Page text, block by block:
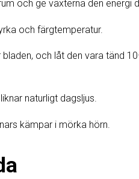
och ge växterna den energi
och färgtemperatur.
och låt den vara tänd
naturligt dagsljus.
kämpar i mörka hörn.